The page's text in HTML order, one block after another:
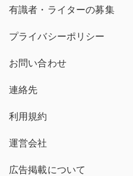
有識者・ライターの募集
プライバシーポリシー
お問い合わせ
連絡先
利用規約
運営会社
広告掲載について